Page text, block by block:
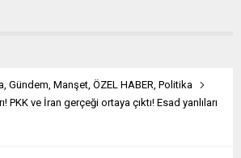
, Gündem, Manşet, ÖZEL HABER, Politika
PKK ve İran gerçeği ortaya çıktı! Esad yanlıları